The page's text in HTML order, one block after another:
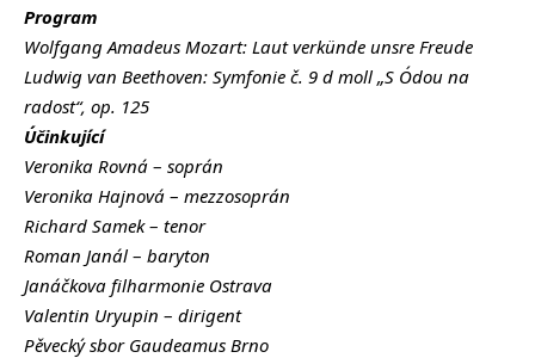
Program
Wolfgang Amadeus Mozart: Laut verkünde unsre Freude
Ludwig van Beethoven: Symfonie č. 9 d moll „S Ódou na
radost“, op. 125
Účinkující
Veronika Rovná – soprán
Veronika Hajnová – mezzosoprán
Richard Samek– tenor
Roman Janál – baryton
Janáčkova filharmonie Ostrava
Valentin Uryupin – dirigent
Pěvecký sbor Gaudeamus Brno